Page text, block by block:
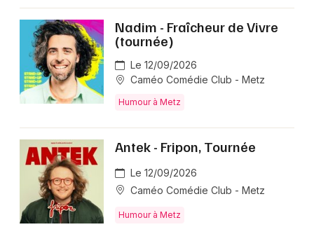
Nadim - Fraîcheur de Vivre
(tournée)
Le 12/09/2026
Caméo Comédie Club - Metz
Humour à Metz
Antek - Fripon, Tournée
Le 12/09/2026
Caméo Comédie Club - Metz
Humour à Metz